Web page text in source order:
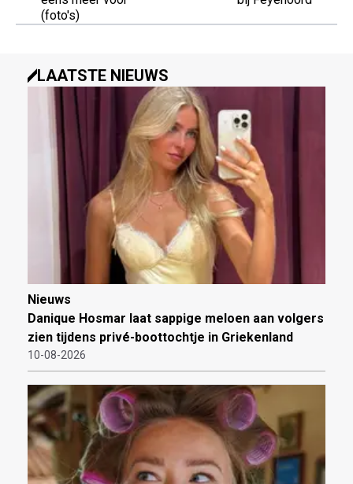
(foto's)
LAATSTE NIEUWS
Nieuws
Danique Hosmar laat sappige meloen aan volgers
zien tijdens privé-boottochtje in Griekenland
10-08-2026